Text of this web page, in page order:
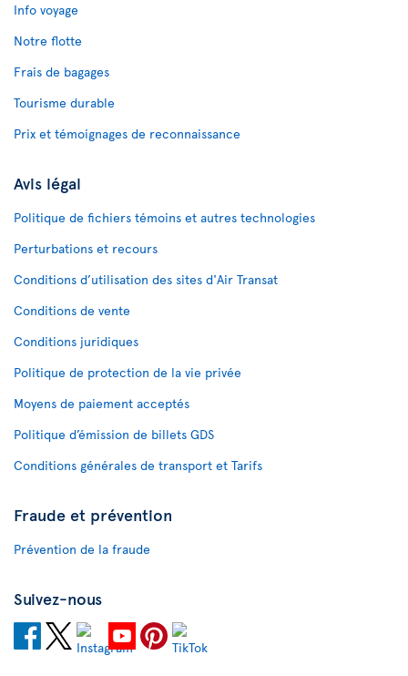
Info voyage
Notre flotte
Frais de bagages
Tourisme durable
Prix et témoignages de reconnaissance
Avis légal
Politique de fichiers témoins et autres technologies
Perturbations et recours
Conditions d’utilisation des sites d'Air Transat
Conditions de vente
Conditions juridiques
Politique de protection de la vie privée
Moyens de paiement acceptés
Politique d’émission de billets GDS
Conditions générales de transport et Tarifs
Fraude et prévention
Prévention de la fraude
Suivez-nous